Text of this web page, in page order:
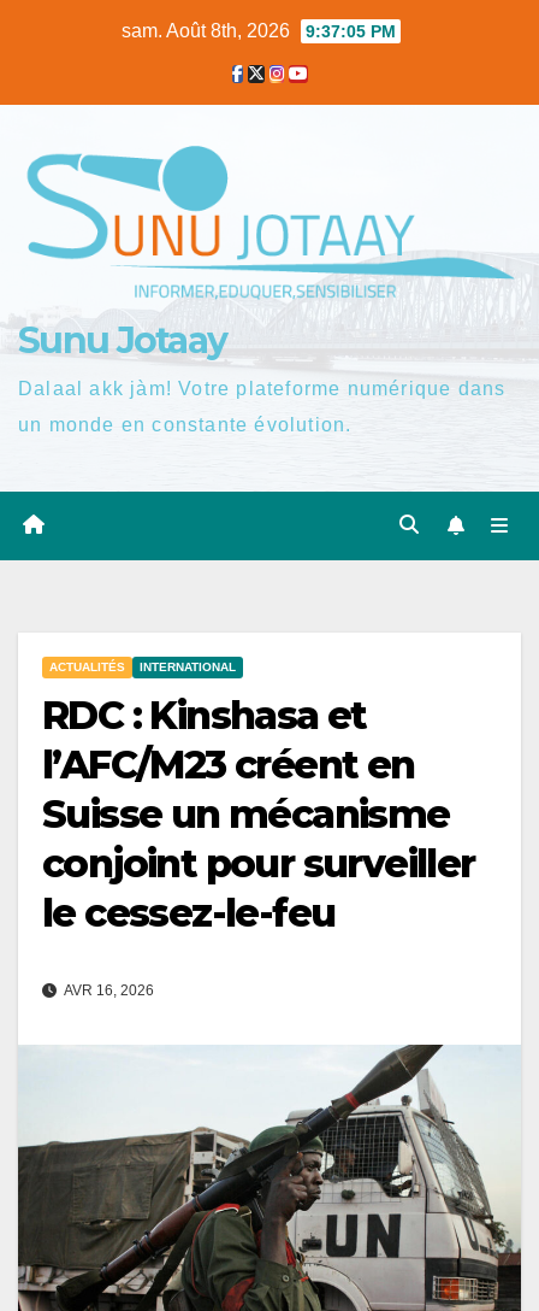
sam. Août 8th, 2026 9:37:06 PM
Sunu Jotaay
Dalaal akk jàm! Votre plateforme numérique dans
un monde en constante évolution.
ACTUALITÉS INTERNATIONAL
RDC : Kinshasa et
l’AFC/M23 créent en
Suisse un mécanisme
conjoint pour surveiller
le cessez-le-feu
AVR 16, 2026